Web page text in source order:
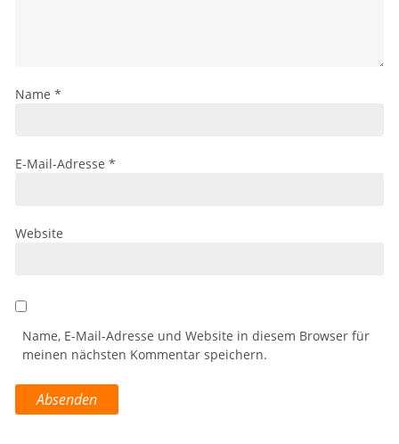
Name *
E-Mail-Adresse *
Website
Name, E-Mail-Adresse und Website in diesem Browser für
meinen nächsten Kommentar speichern.